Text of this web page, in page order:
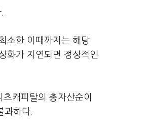
소한 이때까지는 해당
화가 지연되면 정상적인
캐피탈의 총자산순이
하다.